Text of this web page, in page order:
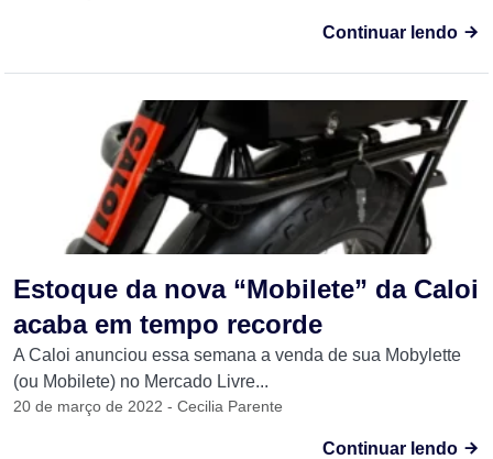
Continuar lendo
Estoque da nova “Mobilete” da Caloi
acaba em tempo recorde
A Caloi anunciou essa semana a venda de sua Mobylette
(ou Mobilete) no Mercado Livre...
20 de março de 2022 - Cecilia Parente
Continuar lendo